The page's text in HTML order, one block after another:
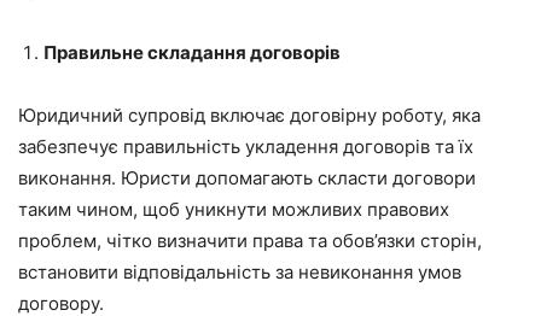
Правильне складання договорів
Юридичний супровід включає договірну роботу, яка
забезпечує правильність укладення договорів та їх
виконання. Юристи допомагають скласти договори
таким чином, щоб уникнути можливих правових
проблем, чітко визначити права та обов’язки сторін,
встановити відповідальність за невиконання умов
договору.